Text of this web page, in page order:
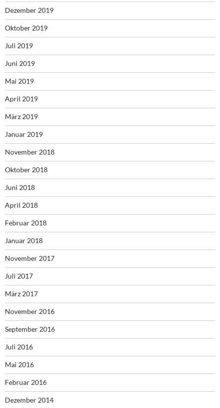
Dezember 2019
Oktober 2019
Juli 2019
Juni 2019
Mai 2019
April 2019
März 2019
Januar 2019
November 2018
Oktober 2018
Juni 2018
April 2018
Februar 2018
Januar 2018
November 2017
Juli 2017
März 2017
November 2016
September 2016
Juli 2016
Mai 2016
Februar 2016
Dezember 2014